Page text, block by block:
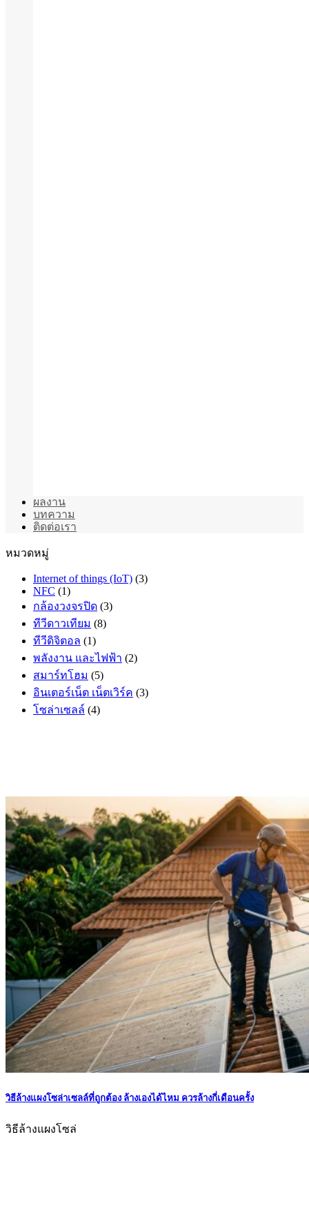
ผลงาน
บทความ
ติดต่อเรา
หมวดหมู่
Internet of things (IoT) (3)
NFC (1)
กล้องวงจรปิด (3)
ทีวีดาวเทียม (8)
ทีวีดิจิตอล (1)
พลังงาน และไฟฟ้า (2)
สมาร์ทโฮม (5)
อินเตอร์เน็ต เน็ตเวิร์ค (3)
โซล่าเซลล์ (4)
วิธีล้างแผงโซล่าเซลล์ที่ถูกต้อง ล้างเองได้ไหม ควรล้างกี่เดือนครั้ง
วิธีล้างแผงโซล่